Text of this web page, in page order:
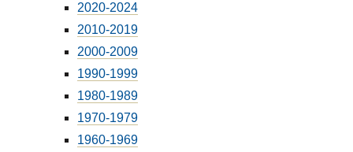
2020-2024
2010-2019
2000-2009
1990-1999
1980-1989
1970-1979
1960-1969